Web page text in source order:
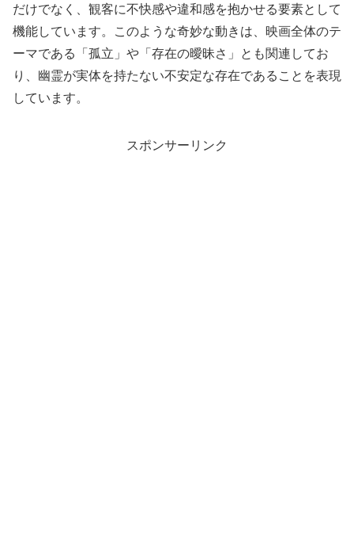
だけでなく、観客に不快感や違和感を抱かせる要素として
機能しています。このような奇妙な動きは、映画全体のテ
ーマである「孤立」や「存在の曖昧さ」とも関連してお
り、幽霊が実体を持たない不安定な存在であることを表現
しています。
スポンサーリンク